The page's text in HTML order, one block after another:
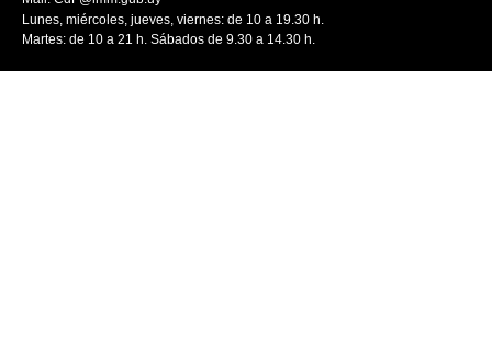
Lunes, miércoles, jueves, viernes: de 10 a 19.30 h.
Martes: de 10 a 21 h. Sábados de 9.30 a 14.30 h.